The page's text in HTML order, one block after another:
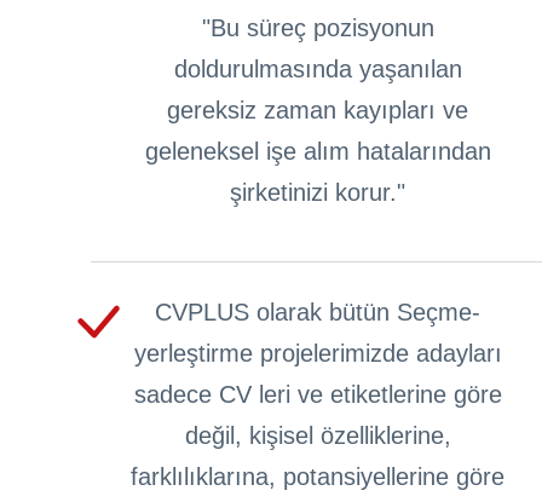
"Bu süreç pozisyonun
doldurulmasında yaşanılan
gereksiz zaman kayıpları ve
geleneksel işe alım hatalarından
şirketinizi korur."
CVPLUS olarak bütün Seçme-
yerleştirme projelerimizde adayları
sadece CV leri ve etiketlerine göre
değil, kişisel özelliklerine,
farklılıklarına, potansiyellerine göre